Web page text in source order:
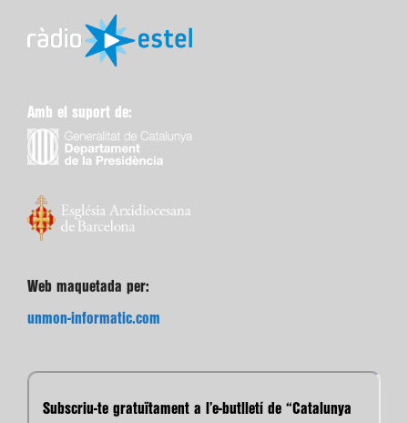
Amb el suport de:
Web maquetada per:
unmon-informatic.com
Subscriu-te gratuïtament a l’e-butlletí de “Catalunya